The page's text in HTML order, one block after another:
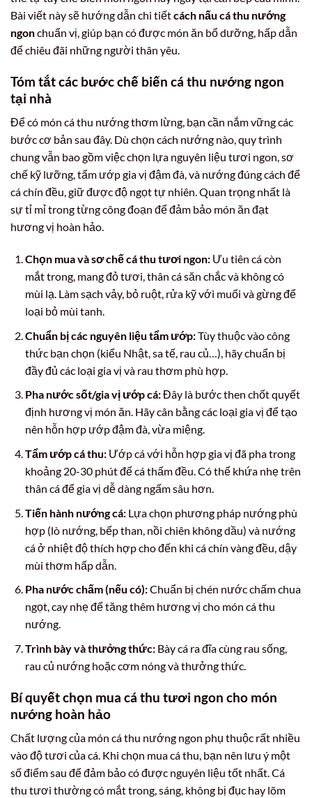
Bài viết này sẽ hướng dẫn chi tiếtcách nấu cá thu nướng
ngonchuẩn vị, giúp bạn có được món ăn bổ dưỡng, hấp dẫn
để chiêu đãi những người thân yêu.
Tóm tắt các bước chế biến cá thu nướng ngon
tại nhà
Để có món cá thu nướng thơm lừng, bạn cần nắm vững các
bước cơ bản sau đây. Dù chọn cách nướng nào, quy trình
chung vẫn bao gồm việc chọn lựa nguyên liệu tươi ngon, sơ
chế kỹ lưỡng, tẩm ướp gia vị đậm đà, và nướng đúng cách để
cá chín đều, giữ được độ ngọt tự nhiên. Quan trọng nhất là
sự tỉ mỉ trong từng công đoạn để đảm bảo món ăn đạt
hương vị hoàn hảo.
Chọn mua và sơ chế cá thu tươi ngon:Ưu tiên cá còn
mắt trong, mang đỏ tươi, thân cá săn chắc và không có
mùi lạ. Làm sạch vảy, bỏ ruột, rửa kỹ với muối và gừng để
loại bỏ mùi tanh.
Chuẩn bị các nguyên liệu tẩm ướp:Tùy thuộc vào công
thức bạn chọn (kiểu Nhật, sa tế, rau củ…), hãy chuẩn bị
đầy đủ các loại gia vị và rau thơm phù hợp.
Pha nước sốt/gia vị ướp cá:Đây là bước then chốt quyết
định hương vị món ăn. Hãy cân bằng các loại gia vị để tạo
nên hỗn hợp ướp đậm đà, vừa miệng.
Tẩm ướp cá thu:Ướp cá với hỗn hợp gia vị đã pha trong
khoảng 20-30 phút để cá thấm đều. Có thể khứa nhẹ trên
thân cá để gia vị dễ dàng ngấm sâu hơn.
Tiến hành nướng cá:Lựa chọn phương pháp nướng phù
hợp (lò nướng, bếp than, nồi chiên không dầu) và nướng
cá ở nhiệt độ thích hợp cho đến khi cá chín vàng đều, dậy
mùi thơm hấp dẫn.
Pha nước chấm (nếu có):Chuẩn bị chén nước chấm chua
ngọt, cay nhẹ để tăng thêm hương vị cho món cá thu
nướng.
Trình bày và thưởng thức:Bày cá ra đĩa cùng rau sống,
rau củ nướng hoặc cơm nóng và thưởng thức.
Bí quyết chọn mua cá thu tươi ngon cho món
nướng hoàn hảo
Chất lượng của món cá thu nướng ngon phụ thuộc rất nhiều
vào độ tươi của cá. Khi chọn mua cá thu, bạn nên lưu ý một
số điểm sau để đảm bảo có được nguyên liệu tốt nhất. Cá
thu tươi thường có mắt trong, sáng, không bị đục hay lõm